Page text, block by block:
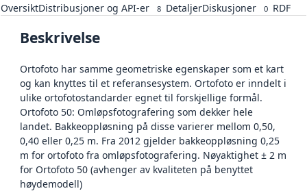
OversiktDistribusjoner og API-er 8 DetaljerDiskusjoner 0 RDF
Beskrivelse
Ortofoto har samme geometriske egenskaper som et kart
og kan knyttes til et referansesystem. Ortofoto er inndelt i
ulike ortofotostandarder egnet til forskjellige formål.
Ortofoto 50: Omløpsfotografering som dekker hele
landet. Bakkeoppløsning på disse varierer mellom 0,50,
0,40 eller 0,25 m. Fra 2012 gjelder bakkeoppløsning 0,25
m for ortofoto fra omløpsfotografering. Nøyaktighet ± 2 m
for Ortofoto 50 (avhenger av kvaliteten på benyttet
høydemodell)